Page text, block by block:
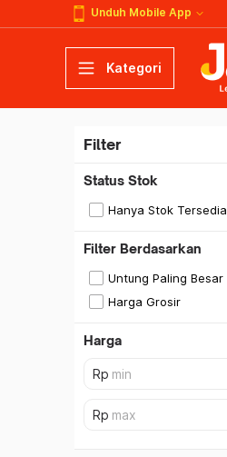
Unduh Mobile App
Kategori
Filter
Status Stok
Hanya Stok Tersedia
Filter Berdasarkan
Untung Paling Besar
Harga Grosir
Harga